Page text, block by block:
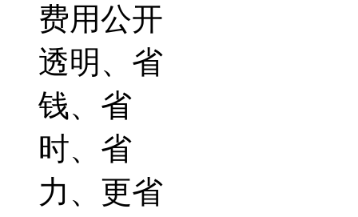
费用公开
透明、省
钱、省
时、省
力、更省